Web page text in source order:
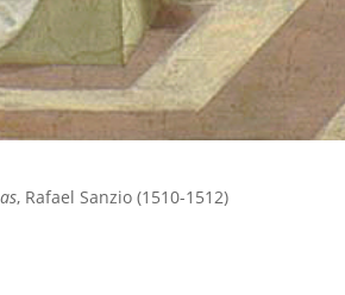
, Rafael Sanzio (1510-1512)